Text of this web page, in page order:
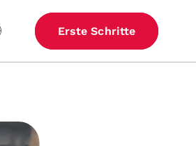
Erste Schritte